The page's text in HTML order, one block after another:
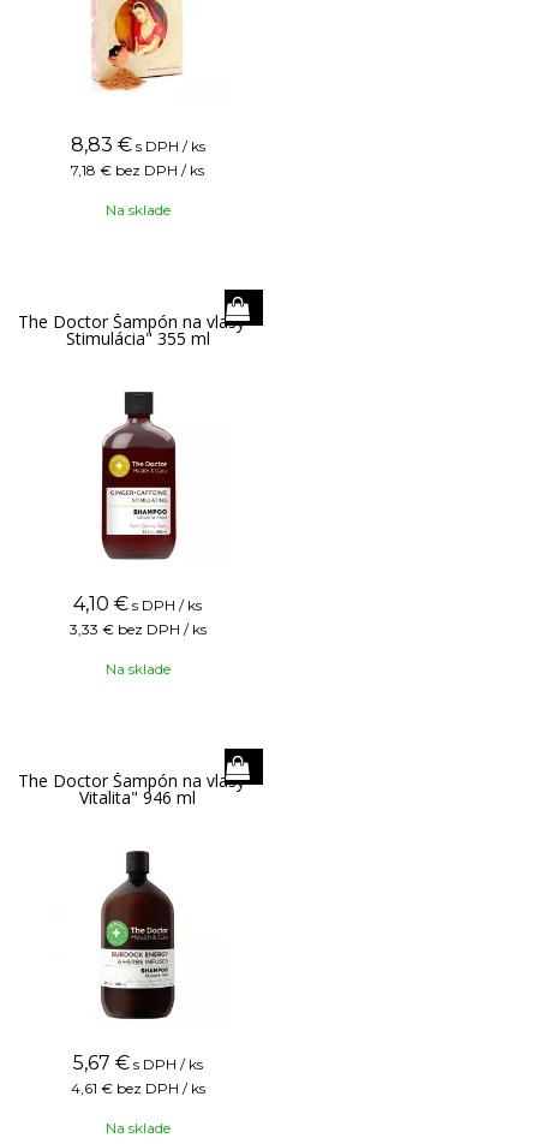
8,83 € s DPH / ks
7,18 € bez DPH / ks
Na sklade
The Doctor Šampón na vlasy "
Stimulácia" 355 ml
4,10 € s DPH / ks
3,33 € bez DPH / ks
Na sklade
The Doctor Šampón na vlasy "
Vitalita" 946 ml
5,67 € s DPH / ks
4,61 € bez DPH / ks
Na sklade